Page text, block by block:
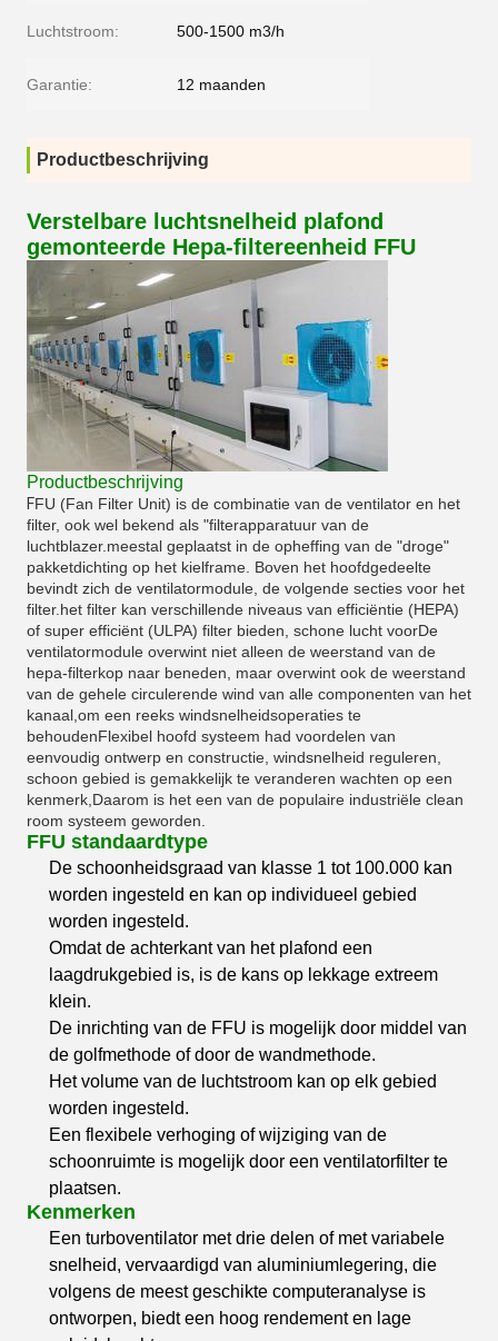
Luchtstroom: 500-1500 m3/h
Garantie: 12 maanden
Productbeschrijving
Verstelbare luchtsnelheid plafond
gemonteerde Hepa-filtereenheid FFU
Productbeschrijving
FFU (Fan Filter Unit) is de combinatie van de ventilator en het
filter, ook wel bekend als "filterapparatuur van de
luchtblazer.meestal geplaatst in de opheffing van de "droge"
pakketdichting op het kielframe. Boven het hoofdgedeelte
bevindt zich de ventilatormodule, de volgende secties voor het
filter.het filter kan verschillende niveaus van efficiëntie (HEPA)
of super efficiënt (ULPA) filter bieden, schone lucht voorDe
ventilatormodule overwint niet alleen de weerstand van de
hepa-filterkop naar beneden, maar overwint ook de weerstand
van de gehele circulerende wind van alle componenten van het
kanaal,om een reeks windsnelheidsoperaties te
behoudenFlexibel hoofd systeem had voordelen van
eenvoudig ontwerp en constructie, windsnelheid reguleren,
schoon gebied is gemakkelijk te veranderen wachten op een
kenmerk,Daarom is het een van de populaire industriële clean
room systeem geworden.
FFU standaardtype
De schoonheidsgraad van klasse 1 tot 100.000 kan
worden ingesteld en kan op individueel gebied
worden ingesteld.
Omdat de achterkant van het plafond een
laagdrukgebied is, is de kans op lekkage extreem
klein.
De inrichting van de FFU is mogelijk door middel van
de golfmethode of door de wandmethode.
Het volume van de luchtstroom kan op elk gebied
worden ingesteld.
Een flexibele verhoging of wijziging van de
schoonruimte is mogelijk door een ventilatorfilter te
plaatsen.
Kenmerken
Een turboventilator met drie delen of met variabele
snelheid, vervaardigd van aluminiumlegering, die
volgens de meest geschikte computeranalyse is
ontworpen, biedt een hoog rendement en lage